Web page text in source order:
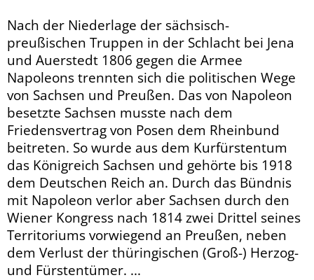
Nach der Niederlage der sächsisch-
preußischen Truppen in der Schlacht bei Jena
und Auerstedt 1806 gegen die Armee
Napoleons trennten sich die politischen Wege
von Sachsen und Preußen. Das von Napoleon
besetzte Sachsen musste nach dem
Friedensvertrag von Posen dem Rheinbund
beitreten. So wurde aus dem Kurfürstentum
das Königreich Sachsen und gehörte bis 1918
dem Deutschen Reich an. Durch das Bündnis
mit Napoleon verlor aber Sachsen durch den
Wiener Kongress nach 1814 zwei Drittel seines
Terri­toriums vorwiegend an Preußen, neben
dem Verlust der thüringischen (Groß-) Herzog-
und Fürstentümer. ...